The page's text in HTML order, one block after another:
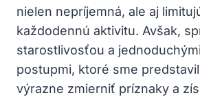
nielen nepríjemná, ale aj
každodennú aktivitu. Avšak,
starostlivosťou a
postupmi, ktoré sme
výrazne zmierniť príznaky a